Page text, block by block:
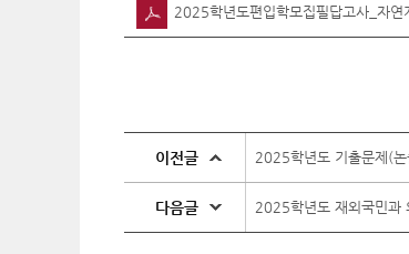
2025학년도편입학모집필답고사_자
이전글 2025학년도 기출문제(
다음글 2025학년도 재외국민과